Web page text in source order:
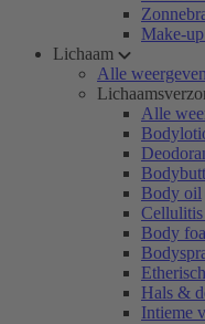
Make-
Lichaam
Alle weergeven
Alle
Body oil
Cellulitis
Body
Hals &
Intieme